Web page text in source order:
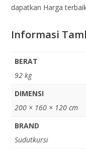
dapatkan Harga
Informasi
BERAT
92 kg
DIMENSI
200 × 160 × 120 cm
BRAND
Sudutkursi